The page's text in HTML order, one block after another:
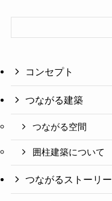
コンセプト
つながる建築
つながる空間
囲柱建築について
つながるストーリー